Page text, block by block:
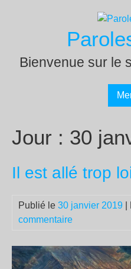
Bienvenue sur le
Jour : 30
Il est allé trop
Publié le 30 janvier 2019
commentaire